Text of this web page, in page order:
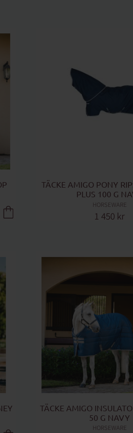
till i favoriter
TÄCKE AMIGO PONY
PLUS 100 G
HORSEWARE
1 450kr
TÄCKE AMIGO
50 G NAVY
HORSEWARE